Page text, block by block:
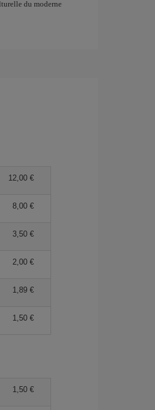
du moderne
12,00 €
8,00 €
3,50 €
2,00 €
1,89 €
1,50 €
1,50 €